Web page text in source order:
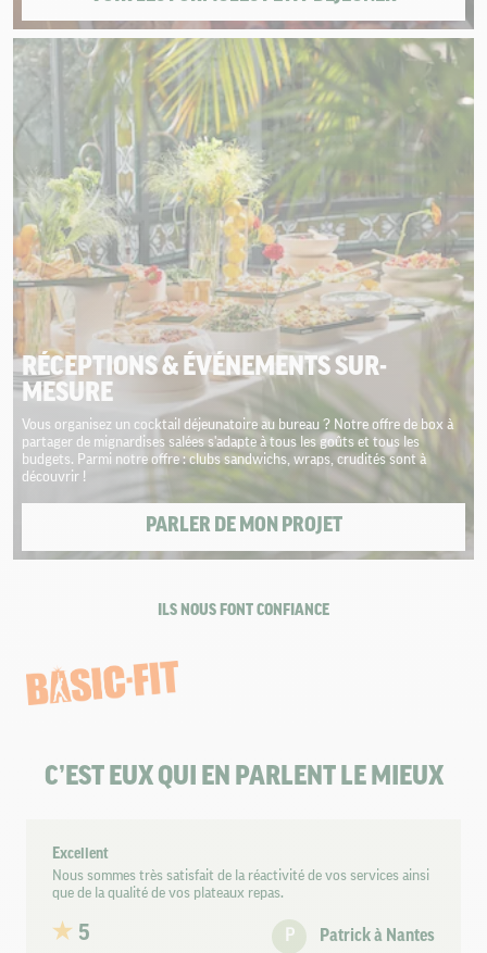
RÉCEPTIONS & ÉVÉNEMENTS SUR-
MESURE
Vous organisez un cocktail déjeunatoire au bureau ? Notre offre de box à
partager de mignardises salées s'adapte à tous les goûts et tous les
budgets. Parmi notre offre : clubs sandwichs, wraps, crudités sont à
découvrir !
PARLER DE MON PROJET
ILS NOUS FONT CONFIANCE
C’EST EUX QUI EN PARLENT LE MIEUX
Excellent
Nous sommes très satisfait de la réactivité de vos services ainsi
que de la qualité de vos plateaux repas.
5 P Patrick à Nantes